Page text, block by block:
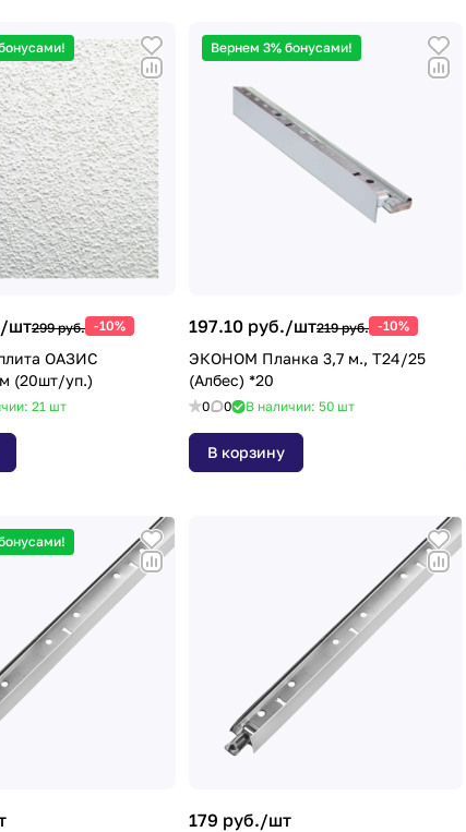
шт299 руб. -10%
ОАЗИС
(20шт/уп.)
21 шт
Вернем 3% бонусами!
197.10 руб./шт219 руб. -10%
ЭКОНОМ Планка 3,7 м., Т24/25
(Албес) *20
0 0 В наличии: 50 шт
В корзину
179 руб./шт